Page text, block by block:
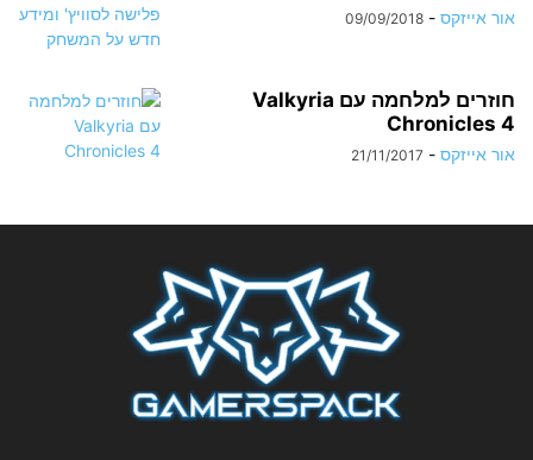
אור אייזקס -
09/09/2018
חוזרים למלחמה עם Valkyria
Chronicles 4
אור אייזקס -
21/11/2017